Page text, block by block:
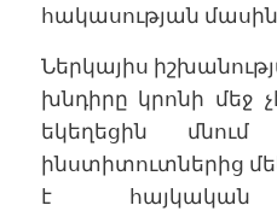
հակասության մասին
Ներկայիս
խնդիրը կրոնի մեջ
եկեղեցին
ինստիտուտներից
է հայկական